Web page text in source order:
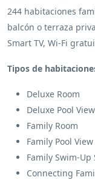
244 habitaciones
balcón o terraza
Smart TV, Wi-Fi
Tipos de
Deluxe Room
Deluxe Pool View
Family Room
Family Pool View
Family Swim-Up
Connecting